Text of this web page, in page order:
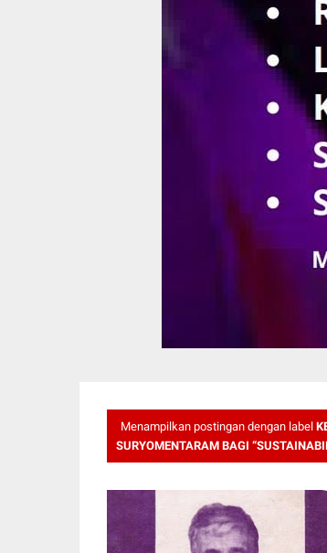
Menampilkan postingan dengan label
SURYOMENTARAM BAGI